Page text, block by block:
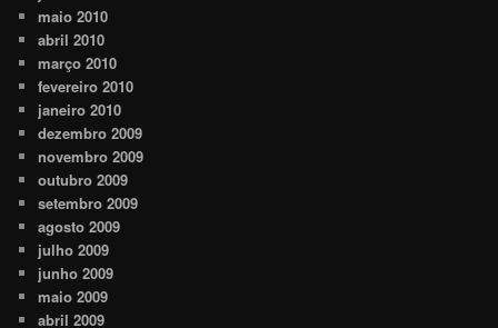
maio 2010
abril 2010
março 2010
fevereiro 2010
janeiro 2010
dezembro 2009
novembro 2009
outubro 2009
setembro 2009
agosto 2009
julho 2009
junho 2009
maio 2009
abril 2009